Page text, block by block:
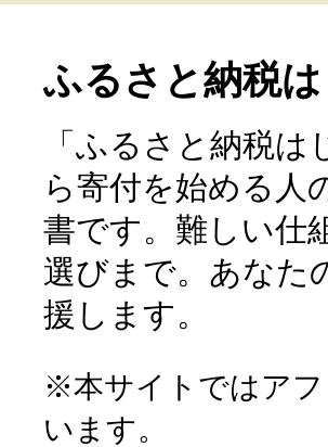
ふるさと納税
「ふるさと納税
ら寄付を始める人
書です。難しい仕
選びまで。あなた
援します。
※本サイトではア
います。